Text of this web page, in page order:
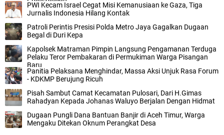
‎PWI Kecam Israel Cegat Misi Kemanusiaan ke Gaza, Tiga
Jurnalis Indonesia Hilang Kontak‎‎
‎Patroli Perintis Presisi Polda Metro Jaya Gagalkan Dugaan
Begal di Duri Kepa‎
‎Kapolsek Matraman Pimpin Langsung Pengamanan Terduga
Pelaku Teror Pembakaran di Permukiman Warga Pisangan
Baru‎
Panitia Pelaksana Menghindar, Massa Aksi Unjuk Rasa Forum
- KDKMP Berujung Ricuh
Pisah Sambut Camat Kecamatan Pulosari, Dari H.Gimas
Rahadyan Kepada Johanas Waluyo Berjalan Dengan Hidmat
‎Dugaan Pungli Dana Bantuan Banjir di Aceh Timur, Warga
Mengaku Ditekan Oknum Perangkat Desa